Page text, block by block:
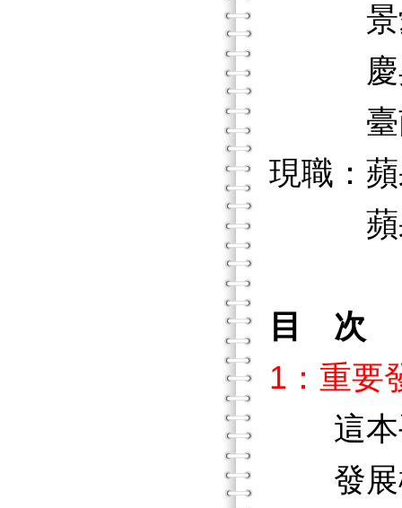
景愛
慶昇
臺南
現職：
蘋果
目 次
1：重要
這本
發展